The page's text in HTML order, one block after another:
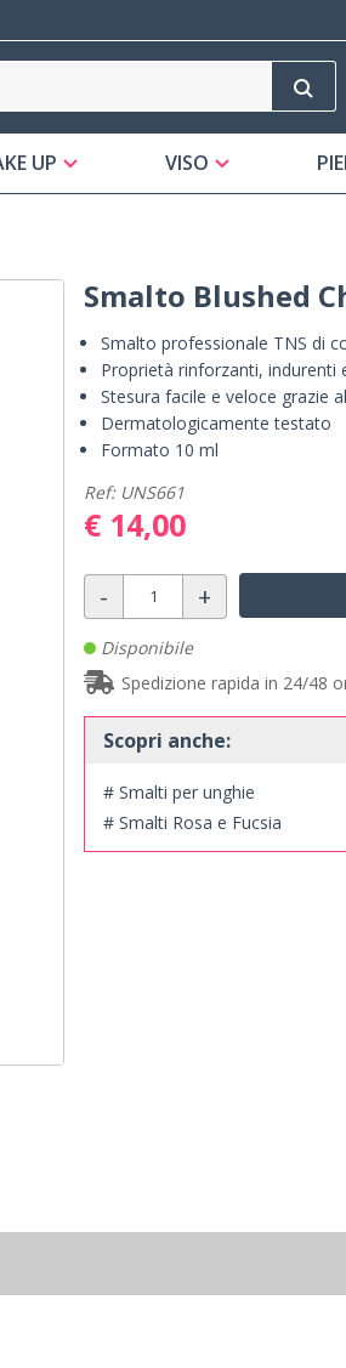
UP VISO
Smalto Blushed
Smalto professionale TNS di
Proprietà rinforzanti,
Stesura facile e veloce grazie
Dermatologicamente testato
Formato 10 ml
Ref: UNS661
€ 14,00
- +
Disponibile
Spedizione rapida in 24/48
Scopri anche:
# Smalti per unghie
# Smalti Rosa e Fucsia